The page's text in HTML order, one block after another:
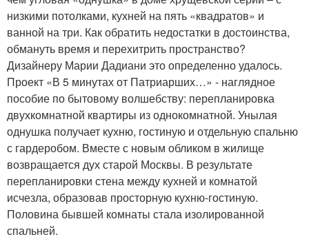
низкими потолками, кухней на пять «квадратов» и
ванной на три. Как обратить недостатки в достоинства,
обмануть время и перехитрить пространство?
Дизайнеру Марии Дадиани это определенно удалось.
Проект «В 5 минутах от Патриарших…» - наглядное
пособие по бытовому волшебству: перепланировка
двухкомнатной квартиры из однокомнатной. Унылая
однушка получает кухню, гостиную и отдельную спальню
с гардеробом. Вместе с новым обликом в жилище
возвращается дух старой Москвы. В результате
перепланировки стена между кухней и комнатой
исчезла, образовав просторную кухню-гостиную.
Половина бывшей комнаты стала изолированной
спальней.